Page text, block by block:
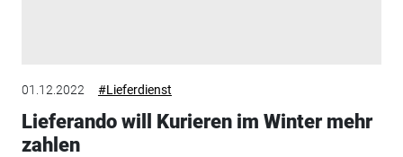
01.12.2022 #Lieferdienst
Lieferando will Kurieren im Winter mehr
zahlen